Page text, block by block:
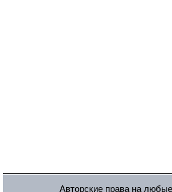
Авторские права на